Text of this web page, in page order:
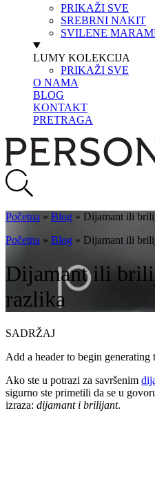
PRIKAŽI SVE
SREBRNI NAKIT
SVILENE
LUMY KOLEKCIJA
PRIKAŽI SVE
O NAMA
BLOG
KONTAKT
PRETRAGA
Početna » Blog » Dijamant ili
Početna » Blog » Dijamant ili
Dijamant ili
razlika
SADRŽAJ
Add a header to begin generating
Ako ste u potrazi za savršenim
sigurno ste primetili da se u
izraza: dijamant i brilijant.